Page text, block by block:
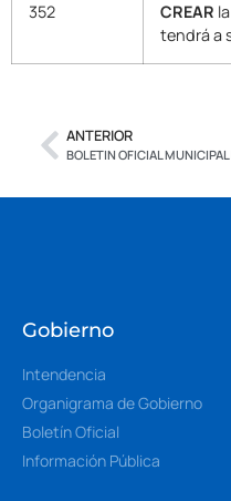
352 CREAR la
tendrá a
ANTERIOR
BOLETIN OFICIAL
Gobierno
Intendencia
Organigrama de Gobierno
Boletín Oficial
Información Pública